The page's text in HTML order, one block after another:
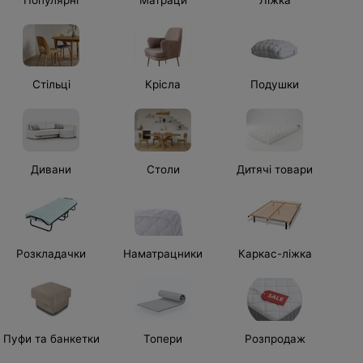
Стільці Крісла Подушки
Дивани Столи Дитячі товари
Розкладачки Наматрацники Каркас-ліжка
Пуфи та банкетки Топери Розпродаж